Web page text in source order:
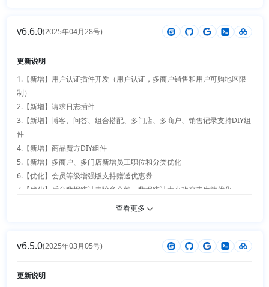
39.【优化】底层表单组件：Form表单支持通过闭包方式处理业务数据
41.【优化】门店挂账订单：新增配套API接口，完善挂账订单接口能力
展示数据
43.【优化】全局细节：全站各处交互、文字、展示细节迭代优化，补齐各
类零散体验问题
方式
14.【优化】手机端搜索支持店铺切换
16.【优化】手机端底部菜单逻辑更新
17.【优化】手机端取货码展示优化
18.【优化】上传文件组件预览、回调和显示逻辑优化
19.【优化】订单售后审核未发货退数量，金额计算精度影响修复
20.【优化】框架弹窗拖动选中其他内容优化
21.【优化】多商户新增标品，商品基础字段、参数、规格操作优化、增加
协议管理
22.【优化】多商户店铺资质、经营类目资质分离与过期提醒
24.【优化】多商户新增登录页面轮播，图文，右侧图标
26.【优化】多门店资质数据分离、退单支持指定商品数量和金额、收银台
用户体验优化
环，第三方登录自动登录回到上一页、返积分支持
v6.6.0(2025年04月28号)
更新说明
1.【新增】用户认证插件开发（用户认证，多商户销售和用户可购地区限
制）
2.【新增】请求日志插件
3.【新增】博客、问答、组合搭配、多门店、多商户、销售记录支持DIY组
件
4.【新增】商品魔方DIY组件
5.【新增】多商户、多门店新增员工职位和分类优化
6.【优化】会员等级增强版支持赠送优惠券
7.【优化】后台数据统计去除多余的，数据统计大小改变未生效优化
8.【优化】多商户、多门店支持直接查看首页地址和二维码、增加语言切
化
11.【优化】系统安全文件修复
查看更多
v6.5.0(2025年03月05号)
更新说明